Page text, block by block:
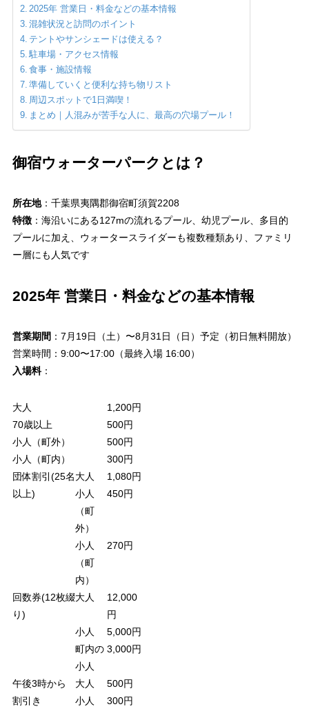
2025年 営業日・料金などの基本情報
混雑状況と訪問のポイント
テントやサンシェードは使える？
駐車場・アクセス情報
食事・施設情報
準備していくと便利な持ち物リスト
周辺スポットで1日満喫！
まとめ｜人混みが苦手な人に、最高の穴場プール！
御宿ウォーターパークとは？
所在地：千葉県夷隅郡御宿町須賀2208
特徴：海沿いにある127mの流れるプール、幼児プール、多目的
プールに加え、ウォータースライダーも複数種類あり、ファミリ
ー層にも人気です
2025年 営業日・料金などの基本情報
営業期間 ：7月19日（土）〜8月31日（日）予定（初日無料開放）
営業時間：9:00〜17:00（最終入場 16:00）
入場料：
大人
1,200円
70歳以上
500円
小人（町外）
500円
小人（町内）
300円
団体割引(25名
以上)
大人
1,080円
小人
（町
外）
450円
小人
（町
内）
270円
回数券(12枚綴
り)
大人
12,000
円
小人
5,000円
町内の
小人
3,000円
午後3時から
割引き
大人
500円
小人
300円